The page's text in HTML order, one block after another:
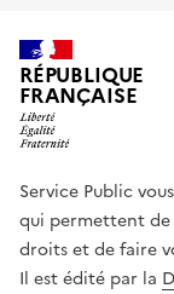
RÉPUBLIQUE
FRANÇAISE
Service Public
qui permettent de
droits et de faire
Il est édité par la